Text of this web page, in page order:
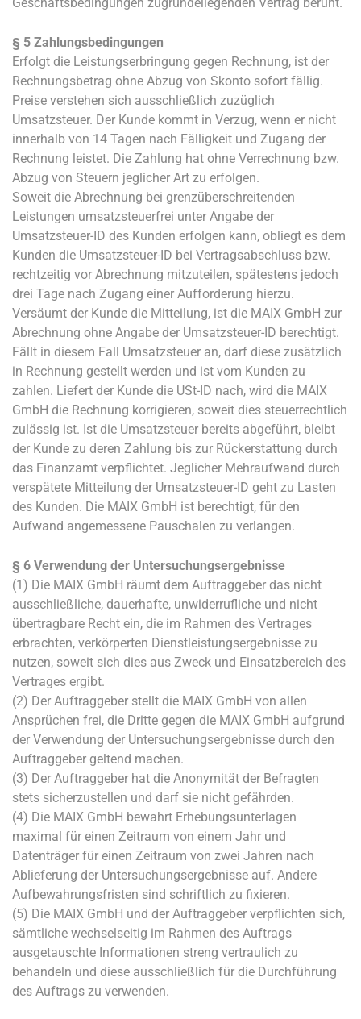
§ 5 Zahlungsbedingungen
Erfolgt die Leistungserbringung gegen Rechnung, ist der
Rechnungsbetrag ohne Abzug von Skonto sofort fällig.
Preise verstehen sich ausschließlich zuzüglich
Umsatzsteuer. Der Kunde kommt in Verzug, wenn er nicht
innerhalb von 14 Tagen nach Fälligkeit und Zugang der
Rechnung leistet. Die Zahlung hat ohne Verrechnung bzw.
Abzug von Steuern jeglicher Art zu erfolgen.
Soweit die Abrechnung bei grenzüberschreitenden
Leistungen umsatzsteuerfrei unter Angabe der
Umsatzsteuer-ID des Kunden erfolgen kann, obliegt es dem
Kunden die Umsatzsteuer-ID bei Vertragsabschluss bzw.
rechtzeitig vor Abrechnung mitzuteilen, spätestens jedoch
drei Tage nach Zugang einer Aufforderung hierzu.
Versäumt der Kunde die Mitteilung, ist die MAIX GmbH zur
Abrechnung ohne Angabe der Umsatzsteuer-ID berechtigt.
Fällt in diesem Fall Umsatzsteuer an, darf diese zusätzlich
in Rechnung gestellt werden und ist vom Kunden zu
zahlen. Liefert der Kunde die USt-ID nach, wird die MAIX
GmbH die Rechnung korrigieren, soweit dies steuerrechtlich
zulässig ist. Ist die Umsatzsteuer bereits abgeführt, bleibt
der Kunde zu deren Zahlung bis zur Rückerstattung durch
das Finanzamt verpflichtet. Jeglicher Mehraufwand durch
verspätete Mitteilung der Umsatzsteuer-ID geht zu Lasten
des Kunden. Die MAIX GmbH ist berechtigt, für den
Aufwand angemessene Pauschalen zu verlangen.
§ 6 Verwendung der Untersuchungsergebnisse
(1) Die MAIX GmbH räumt dem Auftraggeber das nicht
ausschließliche, dauerhafte, unwiderrufliche und nicht
übertragbare Recht ein, die im Rahmen des Vertrages
erbrachten, verkörperten Dienstleistungsergebnisse zu
nutzen, soweit sich dies aus Zweck und Einsatzbereich des
Vertrages ergibt.
(2) Der Auftraggeber stellt die MAIX GmbH von allen
Ansprüchen frei, die Dritte gegen die MAIX GmbH aufgrund
der Verwendung der Untersuchungsergebnisse durch den
Auftraggeber geltend machen.
(3) Der Auftraggeber hat die Anonymität der Befragten
stets sicherzustellen und darf sie nicht gefährden.
(4) Die MAIX GmbH bewahrt Erhebungsunterlagen
maximal für einen Zeitraum von einem Jahr und
Datenträger für einen Zeitraum von zwei Jahren nach
Ablieferung der Untersuchungsergebnisse auf. Andere
Aufbewahrungsfristen sind schriftlich zu fixieren.
(5) Die MAIX GmbH und der Auftraggeber verpflichten sich,
sämtliche wechselseitig im Rahmen des Auftrags
ausgetauschte Informationen streng vertraulich zu
behandeln und diese ausschließlich für die Durchführung
des Auftrags zu verwenden.